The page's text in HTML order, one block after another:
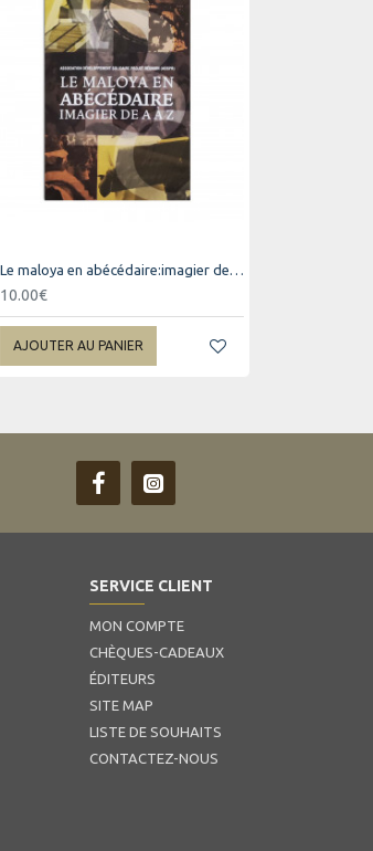
Le maloya en abécédaire:imagier de Aà Z
10.00€
AJOUTER AU PANIER
SERVICE CLIENT
MON COMPTE
CHÈQUES-CADEAUX
ÉDITEURS
SITE MAP
LISTE DE SOUHAITS
CONTACTEZ-NOUS